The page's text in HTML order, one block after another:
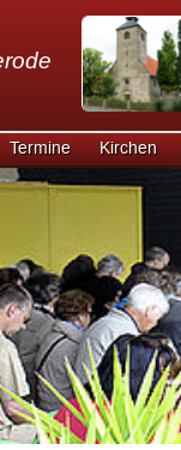
Termine Kirchen